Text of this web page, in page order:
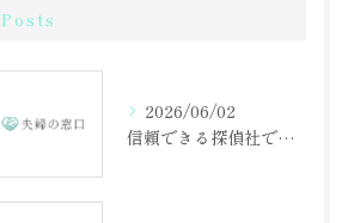
Posts
2026/06/02
信頼できる探偵社で不倫調査を成功させる方法